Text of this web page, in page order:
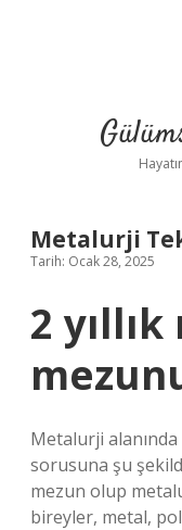
Metalurji
Tarih: Ocak 28, 2025
2
Metalurji
sorusuna şu
mezun olup
bireyler, metal,